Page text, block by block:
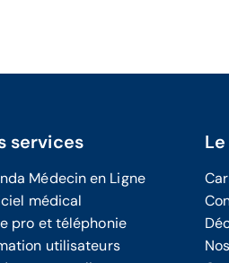
services
Médecin en Ligne
médical
pro et téléphonie
utilisateurs